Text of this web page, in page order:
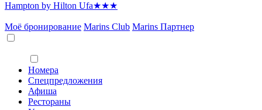
Hampton by Hilton Ufa★★★
Моё бронирование Marins Club Marins Партнер
Номера
Спецпредложения
Афиша
Рестораны